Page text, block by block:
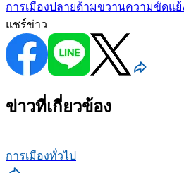
การเมืองปลายด้ามขวานความขัดแย้
แชร์ข่าว
ข่าวที่เกี่ยวข้อง
การเมืองทั่วไป